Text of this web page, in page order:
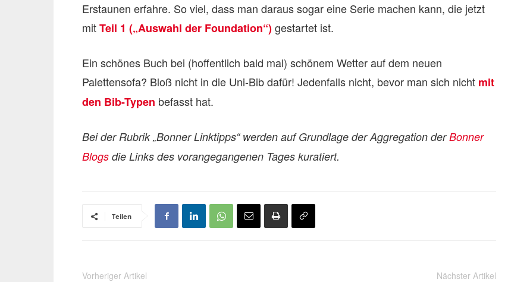
Erstaunen erfahre. So viel, dass man daraus sogar eine Serie machen kann, die jetzt
mitTeil 1 („Auswahl der Foundation“)gestartet ist.
Ein schönes Buch bei (hoffentlich bald mal) schönem Wetter auf dem neuen
Palettensofa? Bloß nicht in die Uni-Bib dafür! Jedenfalls nicht, bevor man sich nicht mit
den Bib-Typen befasst hat.
Bei der Rubrik „Bonner Linktipps“ werden auf Grundlage der Aggregation derBonner
Blogs die Links des vorangegangenen Tages kuratiert.
Teilen
Vorheriger Artikel Nächster Artikel